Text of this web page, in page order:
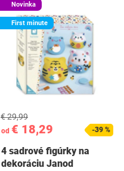
Novinka
First minute
od € 18,29
€ 29,99
-39 %
4 sadrové figúrky na
dekoráciu Janod